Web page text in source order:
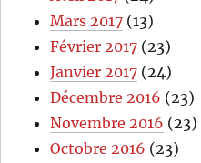
Mars 2017 (13)
Février 2017 (23)
Janvier 2017 (24)
Décembre 2016 (23)
Novembre 2016 (23)
Octobre 2016 (23)